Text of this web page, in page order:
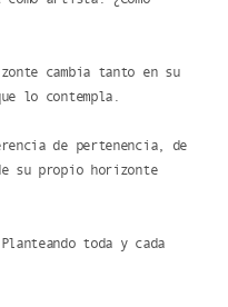
cambia tanto en su
lo contempla.
de pertenencia, de
su propio horizonte
toda y cada